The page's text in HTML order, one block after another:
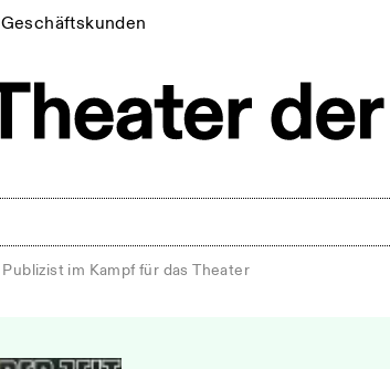
Geschäftskunden
Publizist im Kampf für das Theater